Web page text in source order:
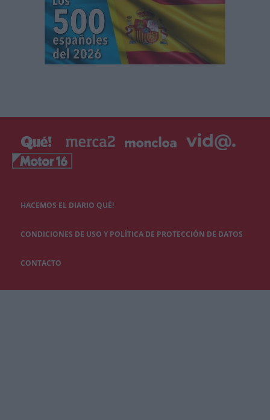
HACEMOS EL DIARIO QUÉ!
CONDICIONES DE USO Y POLÍTICA DE PROTECCIÓN DE DATOS
CONTACTO